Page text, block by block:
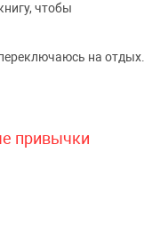
чтобы
на отдых.
привычки